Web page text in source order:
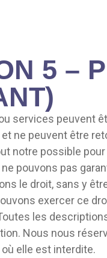
5 –
services peuvent
ne peuvent être
notre possible
pouvons pas
le droit, sans y
exercer ce
les
Nous nous
elle est interdite.